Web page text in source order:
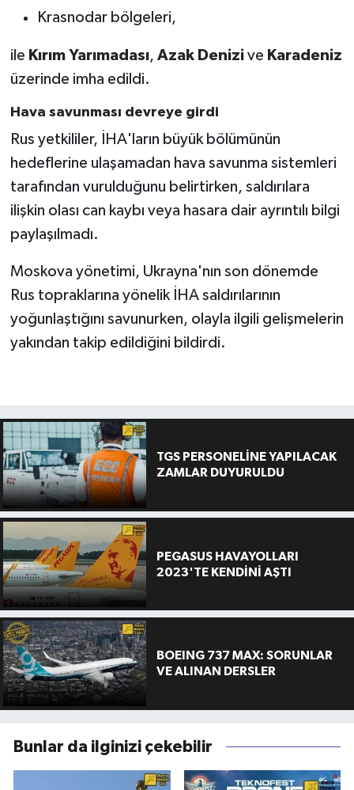
Krasnodar bölgeleri,
ile Kırım Yarımadası, Azak Denizive Karadeniz
üzerinde imha edildi.
Hava savunması devreye girdi
Rus yetkililer, İHA'ların büyük bölümünün
hedeflerine ulaşamadan hava savunma sistemleri
tarafından vurulduğunu belirtirken, saldırılara
ilişkin olası can kaybı veya hasara dair ayrıntılı bilgi
paylaşılmadı.
Moskova yönetimi, Ukrayna'nın son dönemde
Rus topraklarına yönelik İHA saldırılarının
yoğunlaştığını savunurken, olayla ilgili gelişmelerin
yakından takip edildiğini bildirdi.
TGS PERSONELİNE YAPILACAK
ZAMLAR DUYURULDU
PEGASUS HAVAYOLLARI
2023'TE KENDİNİ AŞTI
BOEING 737 MAX: SORUNLAR
VE ALINAN DERSLER
Bunlar da ilginizi çekebilir